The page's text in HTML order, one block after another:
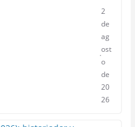
2
de
ag
ost
o
de
20
26